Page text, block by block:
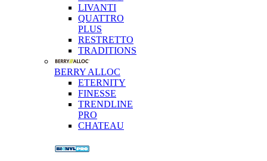
LIVANTI
QUATTRO
PLUS
RESTRETTO
TRADITIONS
BERRY ALLOC
ETERNITY
FINESSE
TRENDLINE
PRO
CHATEAU